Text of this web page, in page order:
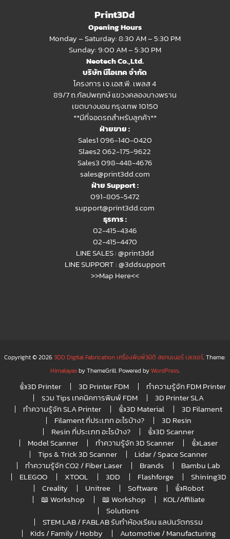
Print3Dd
Opening Hours
Monday – Saturday: 8:30 AM – 5:30 PM
Sunday: 9:00 AM – 5:30 PM
Neotech Co.,Ltd.
บริษัท นีโอเทค จำกัด
โครงการ เจ.เอส.พี. เพลส 4
89/7 ถ.กัลปพฤกษ์ แขวงคลองบางพราน
เขตบางบอน กรุงเทพ 10150
**มีที่จอดรถสำหรับลูกค้า**
ฝ่ายขาย :
Sales1 096-140-0420
Slaes2062-175-9622
Sales3 098-448-4676
sales@print3dd.com
ฝ่าย Support :
091-805-5472
support@print3dd.com
ธุรการ :
02-415-4346
02-415-4470
LINE SALES :@print3dd
LINE SUPPORT :@3ddsupport
>>Map Here<<
Copyright © 20263DD Digital Fabrication เครื่องพิมพ์3มิติ สแกนเนอร์ เลเซอร์. Theme:
Himalayasby ThemeGrill. Powered byWordPress.
👍3D Printer 3D Printer FDM
ทำความรู้จัก FDM Printer
รวม Tips เทคนิคการพิมพ์ FDM
3D Printer SLA
ทำความรู้จัก SLA Printer
👍3D Material
3D Filament
Filament กี่ประเภท อะไรบ้าง?
3D Resin
Resin กี่ประเภท อะไรบ้าง?
👍3D Scanner
Model Scanner
ทำความรู้จัก 3D Scanner
👍Laser
Tips & Trick 3D Scanner
Lidar / Space Scanner
ทำความรู้จัก CO2 / Fiber Laser
Brands
Bambu Lab
ELEGOO
XTOOL 3DD Flashforge
Shining3D
Creality
Unitree Software
👍Robot
📖 Workshop
📖 Workshop
KOL/Affiliate
Solutions
STEM LAB / FABLAB รับทำห้องเรียน แลปนวัตกรรม
Kids / Family / Hobby
Automotive / Manufacturing